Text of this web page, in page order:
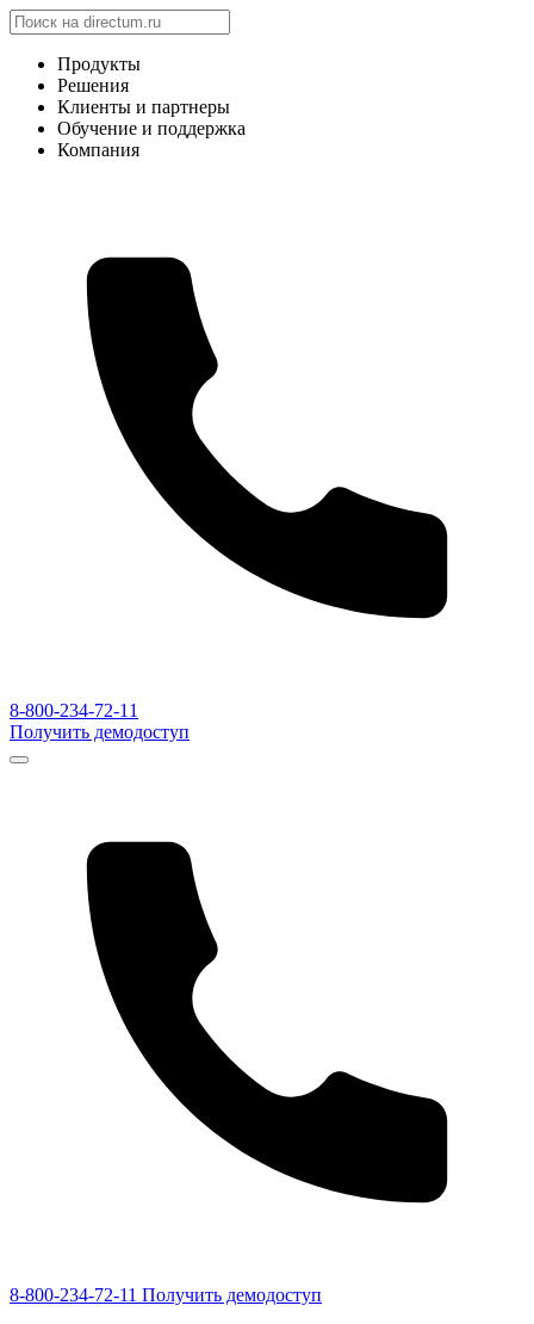
Продукты
Решения
Клиенты и партнеры
Обучение и поддержка
Компания
8-800-234-72-11
Получить демодоступ
8-800-234-72-11 Получить демодоступ